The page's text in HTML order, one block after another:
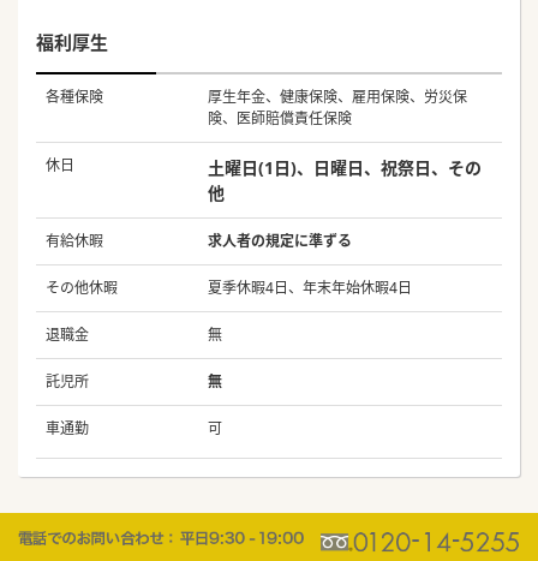
福利厚生
各種保険
厚生年金、健康保険、雇用保険、労災保
険、医師賠償責任保険
休日
土曜日(1日)、日曜日、祝祭日、その
他
有給休暇 求人者の規定に準ずる
その他休暇 夏季休暇4日、年末年始休暇4日
退職金 無
託児所 無
車通勤 可